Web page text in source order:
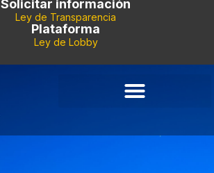
Solicitar información
Ley de Transparencia
Plataforma
Ley de Lobby